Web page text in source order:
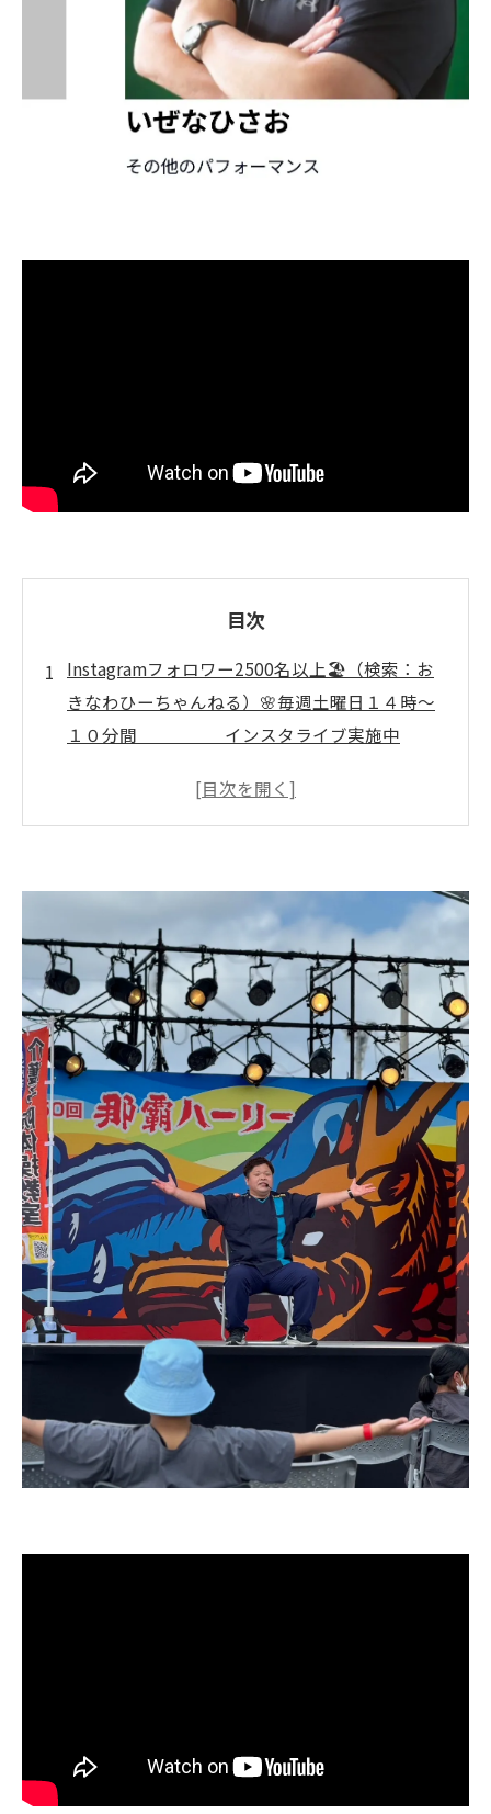
目次
Instagramフォロワー2500名以上🏖️（検索：お
きなわひーちゃんねる）🌸毎週土曜日１４時～
１０分間 インスタライブ実施中
の、 「介護予防の話し」
【中盤】医学的根拠に基づく安全なプログラム
で転倒や認知症予防に成功！
【中盤】エンターテイメント要素と専門資格が
融合した独自メソッドの秘密
【中盤】地域包括支援センターから老人ホーム
まで幅広い施設で導入される理由
【結末】楽しく続けられる介護予防体操で沖縄
の健康寿命が延びている！
介護職員の負担軽減と利用者満足度向上を実現
する沖縄県No.1体操教室の挑戦
全国出張も対応可能！科学的根拠で選ばれる沖
縄発・笑える介護予防体操プログラム
Instagramフォロワー2500名以上🏖️（検
索：おきなわひーちゃんねる）🌸毎週土曜
日１４時～１０分間 インスタラ
イブ実施中🌸 ↓↓↓ いぜなひ
さおの、 「介護予防の話し」